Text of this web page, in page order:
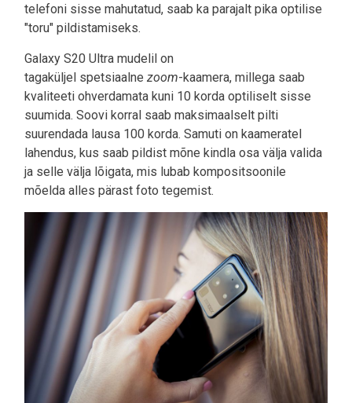
telefoni sisse mahutatud, saab ka parajalt pika optilise
"toru" pildistamiseks.
Galaxy S20 Ultra mudelil on
tagaküljel spetsiaalne zoom­-kaamera, millega saab
kvaliteeti ohverdamata kuni 10 korda optiliselt sisse
suumida. Soovi korral saab maksimaalselt pilti
suurendada lausa 100 korda. Samuti on kaameratel
lahendus, kus saab pildist mõne kindla osa välja valida
ja selle välja lõigata, mis lubab kompositsoonile
mõelda alles pärast foto tegemist.